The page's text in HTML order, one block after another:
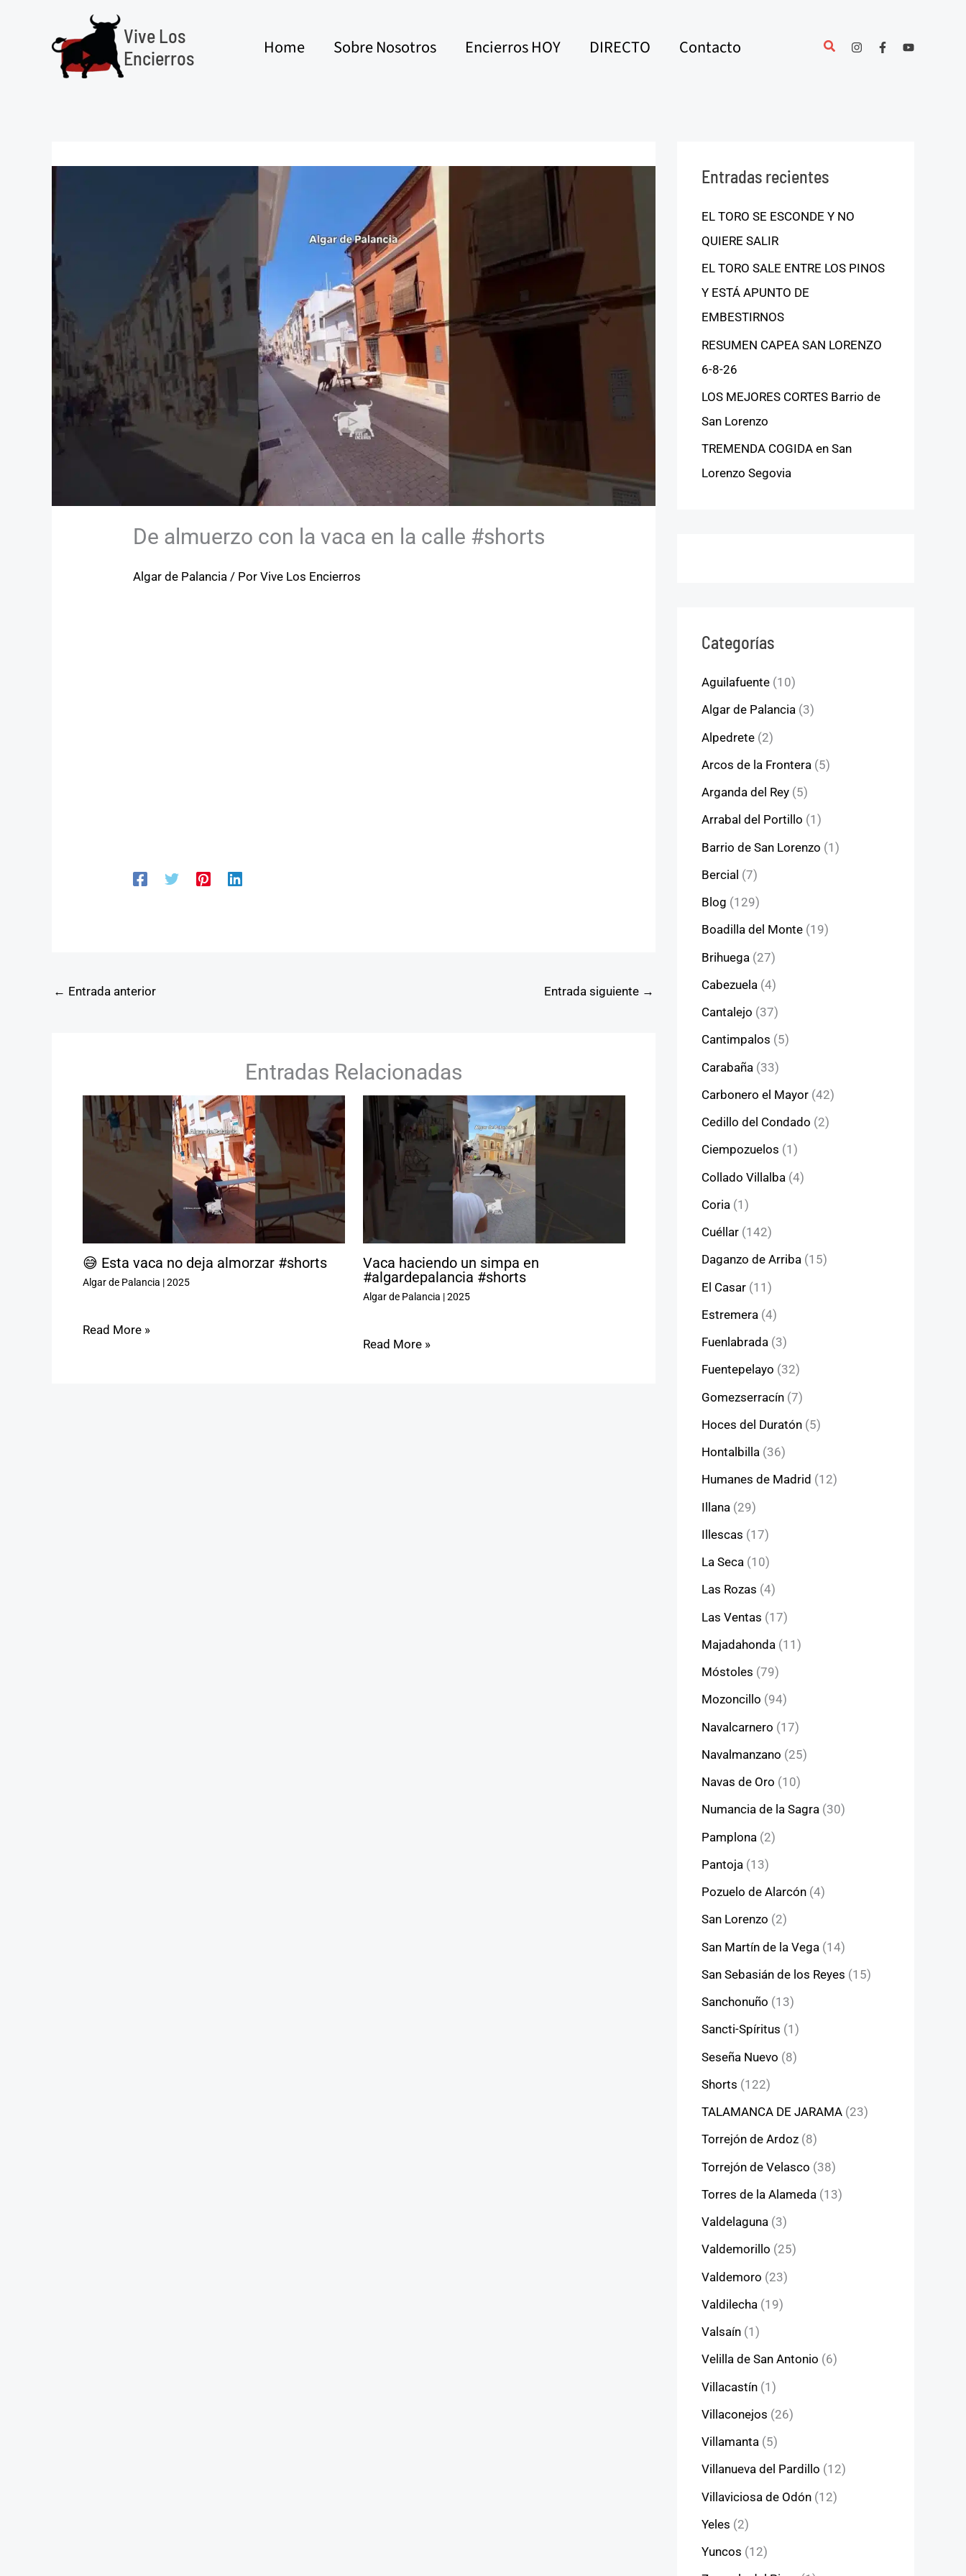
contenido
Vive Los
Encierros
Home Sobre Nosotros Encierros HOY DIRECTO Contacto
De almuerzo con la vaca en la calle #shorts
Algar de Palancia / PorVive Los Encierros
← Entrada anterior Entrada siguiente →
Entradas Relacionadas
😅 Esta vaca no deja almorzar #shorts
Algar de Palancia |2025
Read More »
Vaca haciendo un simpa en
#algardepalancia #shorts
Algar de Palancia |2025
Read More »
Entradas recientes
EL TORO SE ESCONDE Y NO
QUIERE SALIR
EL TORO SALE ENTRE LOS PINOS
Y ESTÁ APUNTO DE
EMBESTIRNOS
RESUMEN CAPEA SAN LORENZO
6-8-26
LOS MEJORES CORTES Barrio de
San Lorenzo
TREMENDA COGIDA en San
Lorenzo Segovia
Categorías
Aguilafuente (10)
Algar de Palancia (3)
Alpedrete (2)
Arcos de la Frontera (5)
Arganda del Rey (5)
Arrabal del Portillo (1)
Barrio de San Lorenzo (1)
Bercial (7)
Blog (129)
Boadilla del Monte (19)
Brihuega (27)
Cabezuela (4)
Cantalejo (37)
Cantimpalos (5)
Carabaña (33)
Carbonero el Mayor (42)
Cedillo del Condado (2)
Ciempozuelos (1)
Collado Villalba (4)
Coria (1)
Cuéllar (142)
Daganzo de Arriba (15)
El Casar (11)
Estremera (4)
Fuenlabrada (3)
Fuentepelayo (32)
Gomezserracín (7)
Hoces del Duratón (5)
Hontalbilla (36)
Humanes de Madrid (12)
Illana (29)
Illescas (17)
La Seca (10)
Las Rozas (4)
Las Ventas (17)
Majadahonda (11)
Móstoles (79)
Mozoncillo (94)
Navalcarnero (17)
Navalmanzano (25)
Navas de Oro (10)
Numancia de la Sagra (30)
Pamplona (2)
Pantoja (13)
Pozuelo de Alarcón (4)
San Lorenzo (2)
San Martín de la Vega (14)
San Sebasián de los Reyes (15)
Sanchonuño (13)
Sancti-Spíritus (1)
Seseña Nuevo (8)
Shorts (122)
TALAMANCA DE JARAMA (23)
Torrejón de Ardoz (8)
Torrejón de Velasco (38)
Torres de la Alameda (13)
Valdelaguna (3)
Valdemorillo (25)
Valdemoro (23)
Valdilecha (19)
Valsaín (1)
Velilla de San Antonio (6)
Villacastín (1)
Villaconejos (26)
Villamanta (5)
Villanueva del Pardillo (12)
Villaviciosa de Odón (12)
Yeles (2)
Yuncos (12)